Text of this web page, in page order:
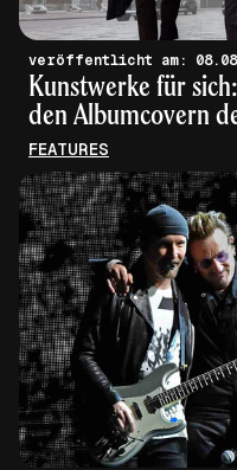
veröffentlicht
Kunstwerke für
den Albumcovern
FEATURES